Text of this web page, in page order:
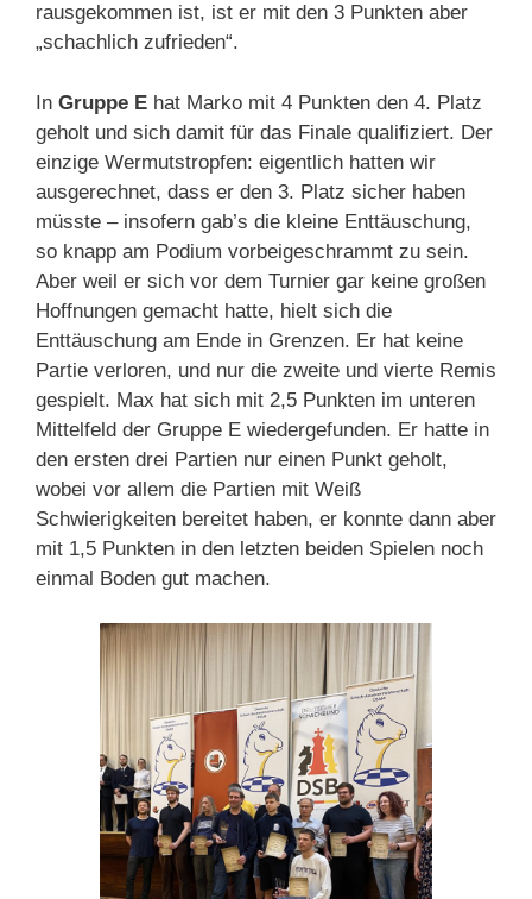
rausgekommen ist, ist er mit den 3 Punkten aber
„schachlich zufrieden“.
In Gruppe E hat Marko mit 4 Punkten den 4. Platz
geholt und sich damit für das Finale qualifiziert. Der
einzige Wermutstropfen: eigentlich hatten wir
ausgerechnet, dass er den 3. Platz sicher haben
müsste – insofern gab’s die kleine Enttäuschung,
so knapp am Podium vorbeigeschrammt zu sein.
Aber weil er sich vor dem Turnier gar keine großen
Hoffnungen gemacht hatte, hielt sich die
Enttäuschung am Ende in Grenzen. Er hat keine
Partie verloren, und nur die zweite und vierte Remis
gespielt. Max hat sich mit 2,5 Punkten im unteren
Mittelfeld der Gruppe E wiedergefunden. Er hatte in
den ersten drei Partien nur einen Punkt geholt,
wobei vor allem die Partien mit Weiß
Schwierigkeiten bereitet haben, er konnte dann aber
mit 1,5 Punkten in den letzten beiden Spielen noch
einmal Boden gut machen.